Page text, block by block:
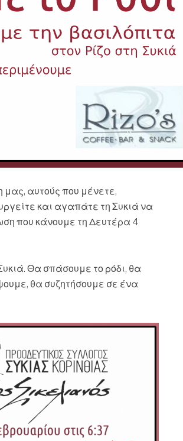
αυτούς που μένετε,
και αγαπάτε τη Συκιά να
που κάνουμε τη Δευτέρα 4
Θα σπάσουμε το ρόδι, θα
θα συζητήσουμε σε ένα